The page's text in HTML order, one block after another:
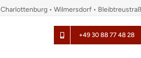
Charlottenburg • Wilmersdorf •
+49 30 88 77 48 28